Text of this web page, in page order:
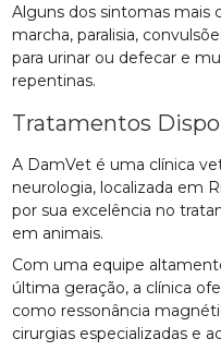
Alguns dos sintomas mais
marcha, paralisia,
para urinar ou defecar e
repentinas.
Tratamentos
A DamVet é uma clínica
neurologia, localizada em
por sua excelência no
em animais.
Com uma equipe
última geração, a clínica
como ressonância
cirurgias especializadas e